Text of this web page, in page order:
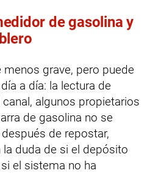
de gasolina y
grave, pero puede
a día: la lectura de
canal, algunos propietarios
de gasolina no se
de repostar,
duda de si el depósito
el sistema no ha